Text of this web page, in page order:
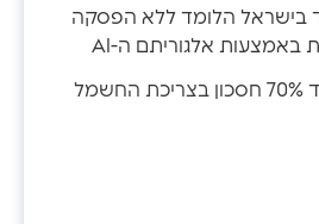
היחיד בישראל הלומד ללא הפסקה
את הסביבה הממוזגת באמצעות אלגוריתם ה-AI
החשמל